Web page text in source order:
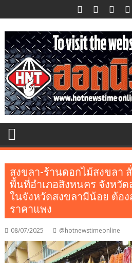
to
content
สงขลา-ร้านดอกไม้สงขลา
พื้นที่อำเภอสิงหนคร จังหวัด
ในจังหวัดสงขลามีน้อย ต้อง
ราคาแพง
08/07/2025 @hotnewstimeonline